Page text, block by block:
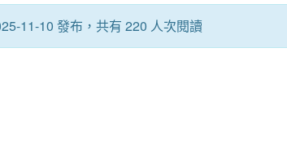
11-10 發布，共有 220 人次閱讀